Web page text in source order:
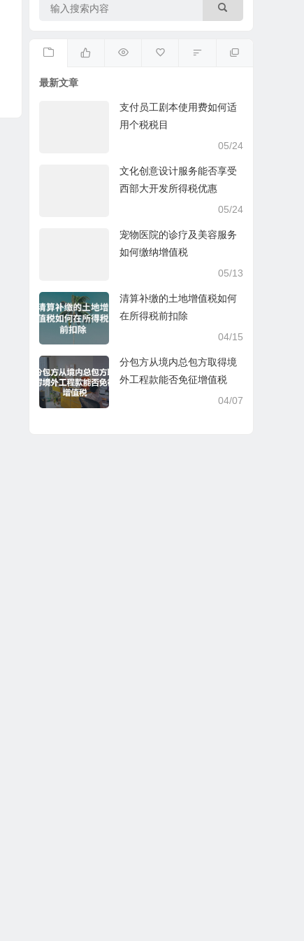
最新文章
支付员工剧本使用费如何适
用个税税目
05/24
文化创意设计服务能否享受
西部大开发所得税优惠
05/24
宠物医院的诊疗及美容服务
如何缴纳增值税
05/13
清算补缴的土地增值税如何
在所得税前扣除
04/15
分包方从境内总包方取得境
外工程款能否免征增值税
04/07